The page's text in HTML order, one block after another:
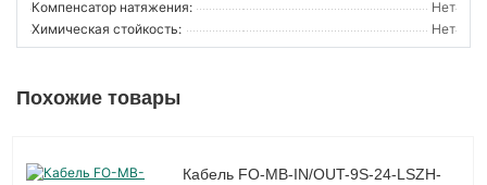
Компенсатор натяжения:
Нет
Химическая стойкость:
Нет
Похожие товары
Кабель FO-MB-IN/OUT-9S-24-LSZH-